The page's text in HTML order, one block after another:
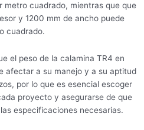
metro cuadrado, mientras que que
y 1200 mm de ancho puede
cuadrado.
el peso de la calamina TR4 en
afectar a su manejo y a su aptitud
por lo que es esencial escoger
proyecto y asegurarse de que
especificaciones necesarias.